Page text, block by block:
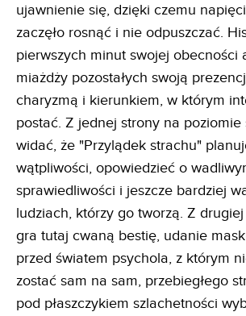
ujawnienie się, dzięki czemu
zaczęło rosnąć i nie odpuszczać.
pierwszych minut swojej obecności
miażdży pozostałych swoją
charyzmą i kierunkiem, w którym
postać. Z jednej strony na poziomie
widać, że "Przylądek strachu"
wątpliwości, opowiedzieć o
sprawiedliwości i jeszcze bardziej
ludziach, którzy go tworzą. Z
gra tutaj cwaną bestię, udanie
przed światem psychola, z którym
zostać sam na sam, przebiegłego
pod płaszczykiem szlachetności